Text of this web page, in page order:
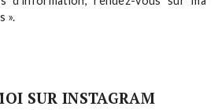
».
SUR INSTAGRAM